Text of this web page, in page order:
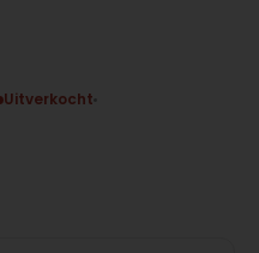
Uitverkocht